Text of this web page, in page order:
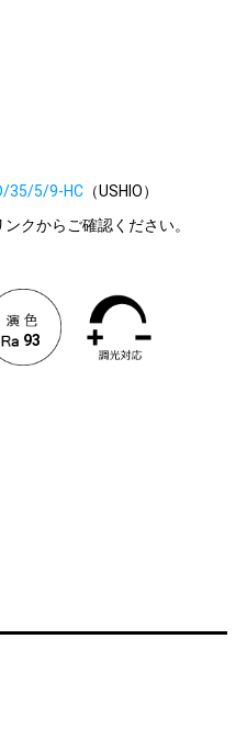
35/5/9-HC（USHIO）
クからご確認ください。
93